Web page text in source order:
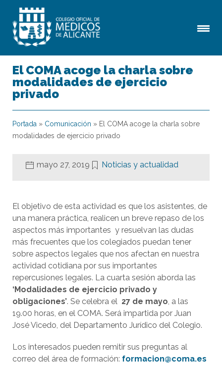
El COMA acoge la charla sobre
modalidades de ejercicio
privado
Portada » Comunicación » El COMA acoge la charla sobre
modalidades de ejercicio privado
mayo 27, 2019 Noticias y actualidad
El objetivo de esta actividad es que los asistentes, de
una manera práctica, realicen un breve repaso de los
aspectos más importantes y resuelvan las dudas
más frecuentes que los colegiados puedan tener
sobre aspectos legales que nos afectan en nuestra
actividad cotidiana por sus importantes
repercusiones legales. La cuarta sesión aborda las
‘Modalidades de ejercicio privado y
obligaciones’. Se celebra el 27 de mayo, a las
19.00 horas, en el COMA. Será impartida por Juan
José Vicedo, del Departamento Jurídico del Colegio.
Los interesados pueden remitir sus preguntas al
correo del área de formación: formacion@coma.es